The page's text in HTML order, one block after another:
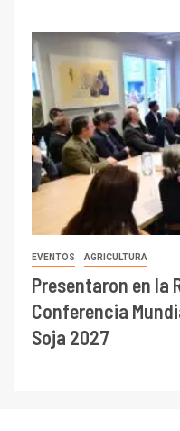
EVENTOS AGRICULTURA
Presentaron en la
Conferencia
Soja 2027